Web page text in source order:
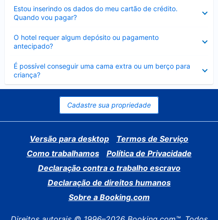
Estou inserindo os dados do meu cartão de crédito.
Quando vou pagar?
O hotel requer algum depósito ou pagamento
antecipado?
É possível conseguir uma cama extra ou um berço para
criança?
Contraído
Cadastre sua propriedade
Versão para desktop
Termos de Serviço
Como trabalhamos
Política de Privacidade
Declaração contra o trabalho escravo
Declaração de direitos humanos
Sobre a Booking.com